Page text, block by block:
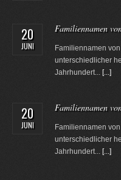
20
JUNI
Familiennamen
Familiennamen
unterschiedlicher
Jahrhundert... [...]
20
JUNI
Familiennamen
Familiennamen
unterschiedlicher
Jahrhundert... [...]